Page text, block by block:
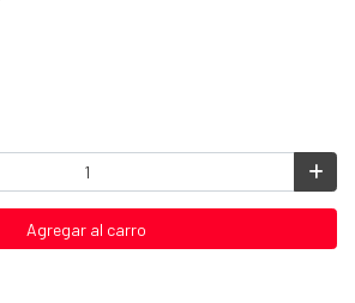
Agregar al carro